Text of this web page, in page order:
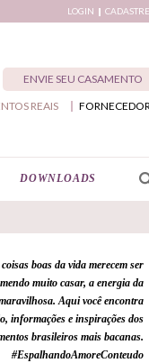
LOGIN
ENVIE SEU CASAMENTO
REAIS
DOWNLOADS
boas da vida merecem ser
muito casar, a energia da
Aqui você encontra
informações e inspirações dos
brasileiros mais bacanas.
#EspalhandoAmoreConteudo